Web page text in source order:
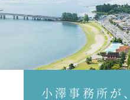
小澤事務所が、